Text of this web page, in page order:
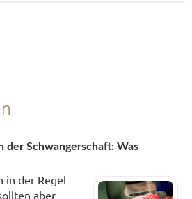
der Schwangerschaft: Was
in der Regel
aber